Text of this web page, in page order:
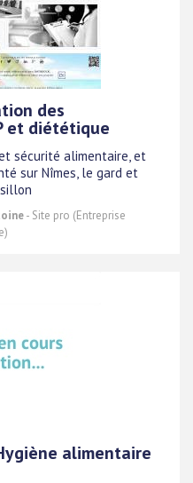
des
et diététique
sécurité alimentaire, et
sur Nîmes, le gard et
- Site pro (Entreprise
alimentaire